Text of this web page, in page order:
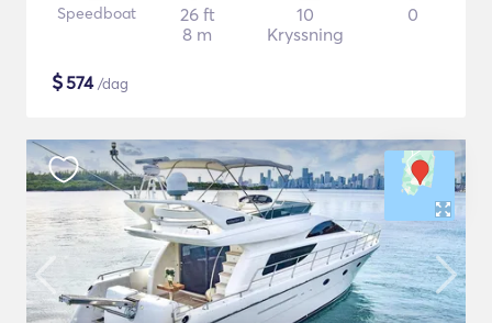
Speedboat
26 ft
8 m
10
Kryssning
0
$574/dag